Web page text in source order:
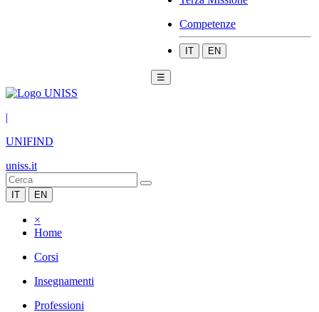
Competenze
IT EN
☰
|
UNIFIND
uniss.it
IT EN
×
Home
Corsi
Insegnamenti
Professioni